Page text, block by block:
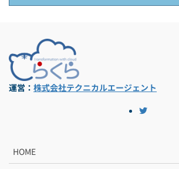
運営： 株式会社テクニカルエージェント
HOME